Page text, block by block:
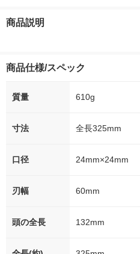
商品説明
商品仕様/スペック
質量 610g
寸法 全長325mm
口径 24mm×24mm
刃幅 60mm
頭の全長 132mm